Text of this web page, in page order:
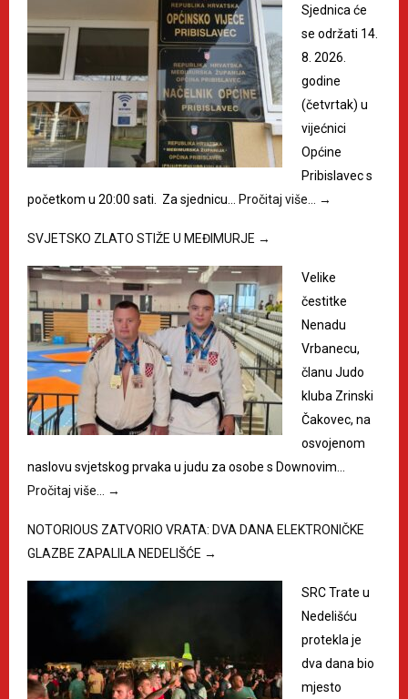
Sjednica će
se održati 14.
8. 2026.
godine
(četvrtak) u
vijećnici
Općine
Pribislavec s
početkom u 20:00 sati. Za sjednicu…
Pročitaj više… →
SVJETSKO ZLATO STIŽE U MEĐIMURJE →
Velike
čestitke
Nenadu
Vrbanecu,
članu Judo
kluba Zrinski
Čakovec, na
osvojenom
naslovu svjetskog prvaka u judu za osobe s Downovim…
Pročitaj više…
→
NOTORIOUS ZATVORIO VRATA: DVA DANA ELEKTRONIČKE
GLAZBE ZAPALILA NEDELIŠĆE →
SRC Trate u
Nedelišću
protekla je
dva dana bio
mjesto